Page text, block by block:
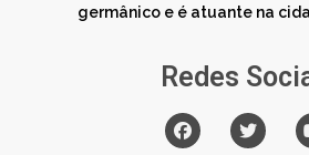
germânico e é atuante na
Redes